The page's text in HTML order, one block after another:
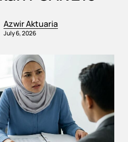
Azwir Aktuaria
July 6, 2026